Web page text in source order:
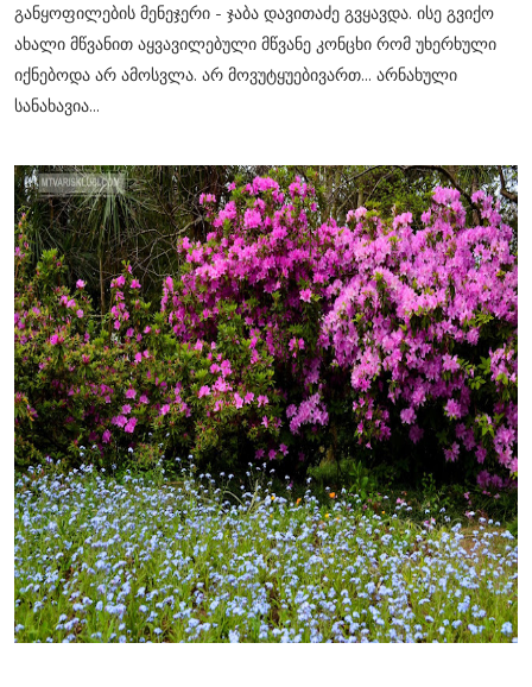
განყოფილების მენეჯერი - ჯაბა დავითაძე გვყავდა. ისე გვიქო
ახალი მწვანით აყვავილებული მწვანე კონცხი რომ უხერხული
იქნებოდა არ ამოსვლა. არ მოვუტყუებივართ... არნახული
სანახავია...